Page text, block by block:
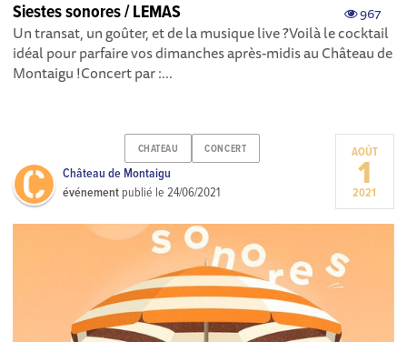
967
Siestes sonores / LEMAS
Un transat, un goûter, et de la musique live ?Voilà le cocktail
idéal pour parfaire vos dimanches après-midis au Château de
Montaigu !Concert par :...
CHATEAU CONCERT
Château de Montaigu
événement publié le24/06/2021
AOÛT
1
2021